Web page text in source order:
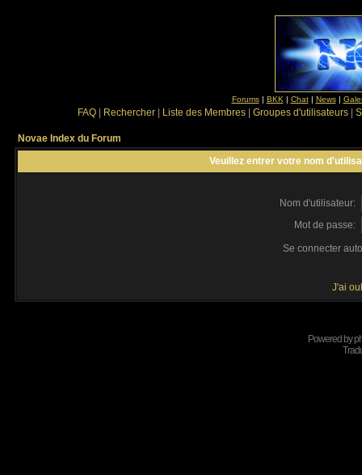
Forums| BKK | Chat| News|
FAQ Rechercher Liste des Membres Groupes d'utilisateurs
Novae Index du Forum
Veuillez entrer votre nom
Nom d'utilisateur:
Mot de passe:
Se connecter
J'ai
Powered by